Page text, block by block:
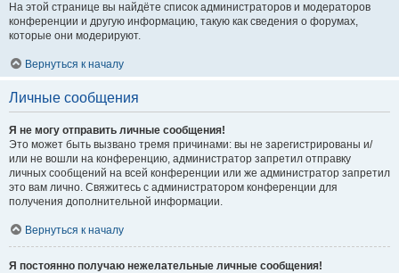
На этой странице вы найдёте список администраторов и модераторов
конференции и другую информацию, такую как сведения о форумах,
которые они модерируют.
Вернуться к началу
Личные сообщения
Я не могу отправить личные сообщения!
Это может быть вызвано тремя причинами: вы не зарегистрированы и/
или не вошли на конференцию, администратор запретил отправку
личных сообщений на всей конференции или же администратор запретил
это вам лично. Свяжитесь с администратором конференции для
получения дополнительной информации.
Вернуться к началу
Я постоянно получаю нежелательные личные сообщения!